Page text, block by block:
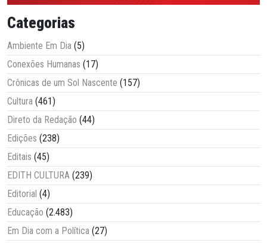
Categorias
Ambiente Em Dia (5)
Conexões Humanas (17)
Crônicas de um Sol Nascente (157)
Cultura (461)
Direto da Redação (44)
Edições (238)
Editais (45)
EDITH CULTURA (239)
Editorial (4)
Educação (2.483)
Em Dia com a Política (27)